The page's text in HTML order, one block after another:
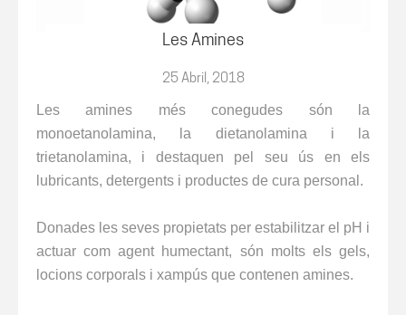
Les Amines
25 Abril, 2018
Les amines més conegudes són la
monoetanolamina, la dietanolamina i la
trietanolamina, i destaquen pel seu ús en els
lubricants, detergents i productes de cura personal.
Donades les seves propietats per estabilitzar el pH i
actuar com agent humectant, són molts els gels,
locions corporals i xampús que contenen amines.